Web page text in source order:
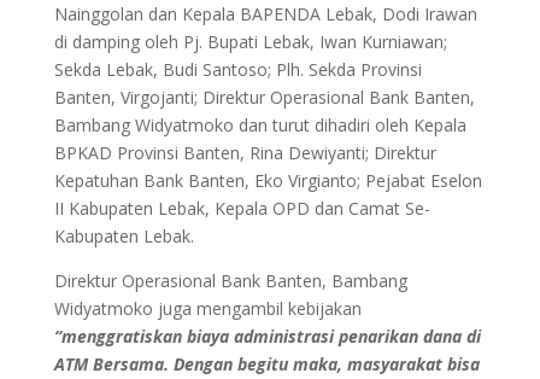
Nainggolan dan Kepala BAPENDA Lebak, Dodi Irawan
di damping oleh Pj. Bupati Lebak, Iwan Kurniawan;
Sekda Lebak, Budi Santoso; Plh. Sekda Provinsi
Banten, Virgojanti; Direktur Operasional Bank Banten,
Bambang Widyatmoko dan turut dihadiri oleh Kepala
BPKAD Provinsi Banten, Rina Dewiyanti; Direktur
Kepatuhan Bank Banten, Eko Virgianto; Pejabat Eselon
II Kabupaten Lebak, Kepala OPD dan Camat Se-
Kabupaten Lebak.
Direktur Operasional Bank Banten, Bambang
Widyatmoko juga mengambil kebijakan
“menggratiskan biaya administrasi penarikan dana di
ATM Bersama. Dengan begitu maka, masyarakat bisa